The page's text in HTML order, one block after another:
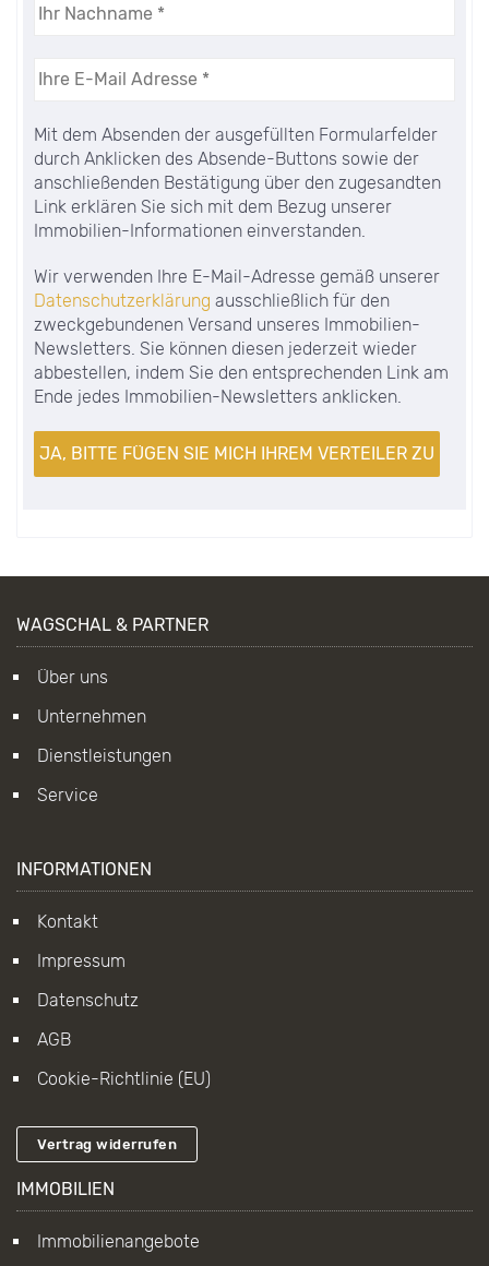
Mit dem Absenden der ausgefüllten Formularfelder
durch Anklicken des Absende-Buttons sowie der
anschließenden Bestätigung über den zugesandten
Link erklären Sie sich mit dem Bezug unserer
Immobilien-Informationen einverstanden.
Wir verwenden Ihre E-Mail-Adresse gemäß unserer
Datenschutzerklärung ausschließlich für den
zweckgebundenen Versand unseres Immobilien-
Newsletters. Sie können diesen jederzeit wieder
abbestellen, indem Sie den entsprechenden Link am
Ende jedes Immobilien-Newsletters anklicken.
WAGSCHAL & PARTNER
Über uns
Unternehmen
Dienstleistungen
Service
INFORMATIONEN
Kontakt
Impressum
Datenschutz
AGB
Cookie-Richtlinie (EU)
Vertrag widerrufen
IMMOBILIEN
Immobilienangebote